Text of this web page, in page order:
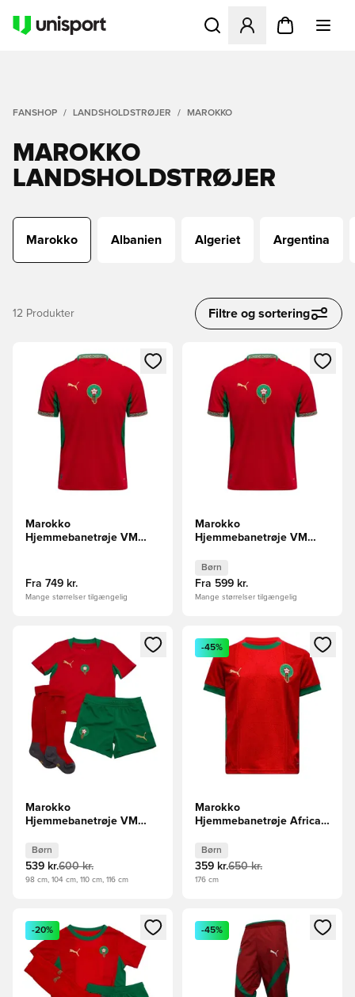
Åbner en Modal til at
FANSHOP LANDSHOLDSTRØJER MAROKKO
MAROKKO
LANDSHOLDSTRØJER
Marokko Albanien Algeriet Argentina
12 Produkter Filtre og sortering
Åbner en Modal til at logge ind eller tilmelde dig som
Marokko
Hjemmebanetrøje VM
Fra 749 kr.
Mange størrelser tilgængelig
Åbner en Modal til at logge
Marokko
Hjemmebanetrøje VM
Børn
Fra 599 kr.
Mange størrelser tilgængelig
Åbner en Modal til at logge ind eller tilmelde dig som
Marokko
Hjemmebanetrøje VM
Børn
539 kr.600 kr.
98 cm, 104 cm, 110 cm, 116 cm
Åbner en Modal til at logge
-45%
Marokko
Hjemmebanetrøje Africa
Børn
359 kr.650 kr.
176 cm
Åbner en Modal til at logge ind eller tilmelde dig som
-20%
Åbner en Modal til at logge
-45%